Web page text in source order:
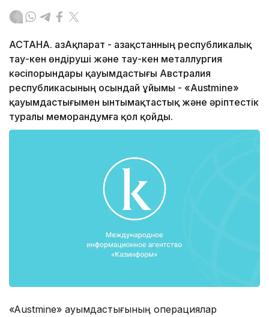
АСТАНА. ҚазАқпарат - Қазақстанның республикалық
тау-кен өндіруші және тау-кен металлургия
кәсіпорындары қауымдастығы Австралия
республикасының осындай ұйымы - «Austmine»
қауымдастығымен ынтымақтастық жəне əріптестік
туралы меморандумға қол қойды.
«Austmine» қауымдастығының операциялар